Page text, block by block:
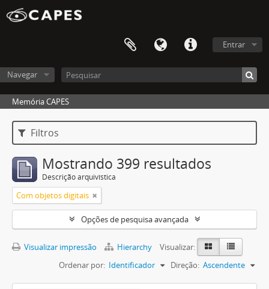
Entrar
Navegar
Memória CAPES
Filtros
Mostrando 399 resultados
Descrição arquivística
Com objetos digitais
Opções de pesquisa avançada
Visualizar impressão Hierarchy
Visualizar:
Ordenar por: Identificador Direção: Ascendente